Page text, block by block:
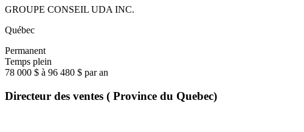
GROUPE CONSEIL UDA INC.
Québec
Permanent
Temps plein
78 000 $ à 96 480 $ par an
Directeur des ventes ( Province du Quebec)